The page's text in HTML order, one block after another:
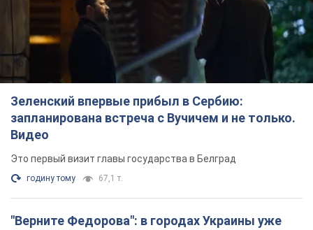
Это первый визит главы государства в Белград
годину тому
"Верните Федорова": в городах Украины уже
23-й день подряд проходят массовые митинги
с плакатами. Фото и видео
Участники акций продолжают серию ежедневных протестов
2 години тому 2,0 т.
Сенат США одобрил законопроект Грэма о
санкциях против России: что дальше